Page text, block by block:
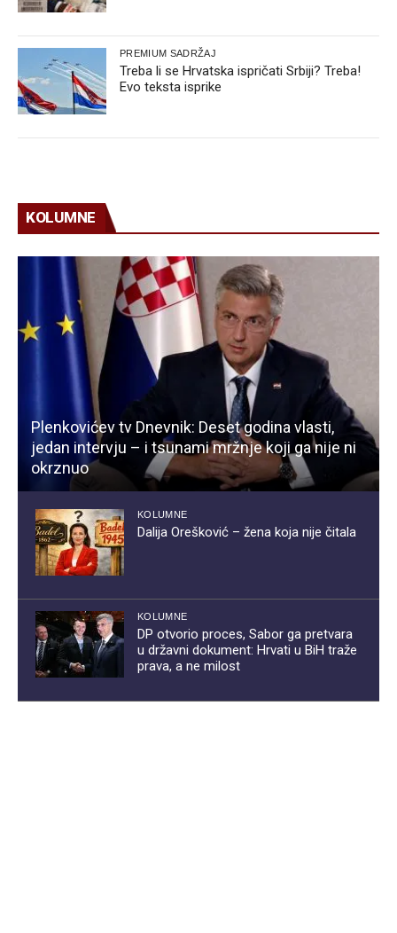
PREMIUM SADRŽAJ
Treba li se Hrvatska ispričati Srbiji? Treba!
Evo teksta isprike
KOLUMNE
Plenkovićev tv Dnevnik: Deset godina vlasti,
jedan intervju – i tsunami mržnje koji ga nije ni
okrznuo
KOLUMNE
Dalija Orešković – žena koja nije čitala
KOLUMNE
DP otvorio proces, Sabor ga pretvara
u državni dokument: Hrvati u BiH traže
prava, a ne milost